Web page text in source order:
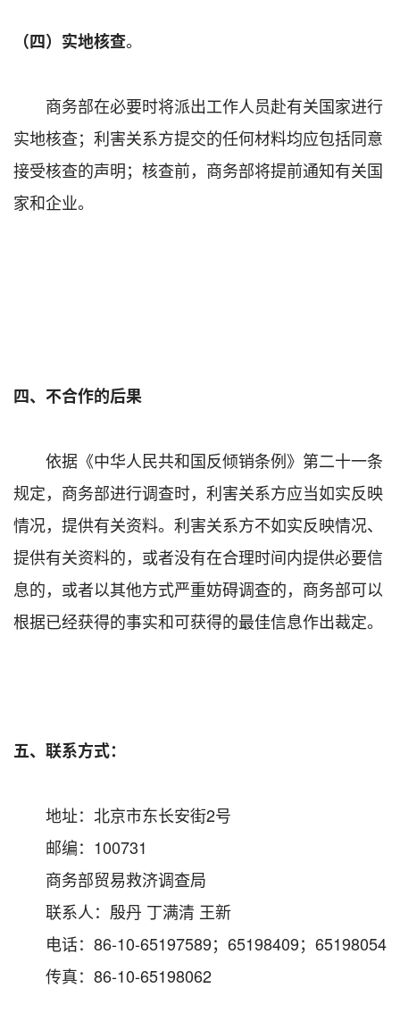
（四）实地核查。
商务部在必要时将派出工作人员赴有关国家进行
实地核查；利害关系方提交的任何材料均应包括同意
接受核查的声明；核查前，商务部将提前通知有关国
家和企业。
四、不合作的后果
依据《中华人民共和国反倾销条例》第二十一条
规定，商务部进行调查时，利害关系方应当如实反映
情况，提供有关资料。利害关系方不如实反映情况、
提供有关资料的，或者没有在合理时间内提供必要信
息的，或者以其他方式严重妨碍调查的，商务部可以
根据已经获得的事实和可获得的最佳信息作出裁定。
五、联系方式：
地址：北京市东长安街2号
邮编：100731
商务部贸易救济调查局
联系人：殷丹 丁满清 王新
电话：86-10-65197589；65198409；65198054
传真：86-10-65198062